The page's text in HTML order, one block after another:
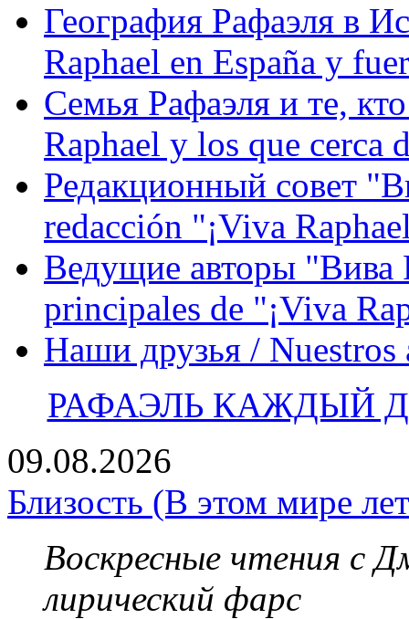
География Рафаэля в
Raphael en España y
Семья Рафаэля и те,
Raphael y los que cerca
Редакционный совет
redacción "¡Viva
Ведущие авторы "Вива
principales de "¡Viva
Наши друзья / Nuestros
РАФАЭЛЬ КАЖДЫЙ
09.08.2026
Близость (В этом мире
Воскресные чтения с
лирический фарс